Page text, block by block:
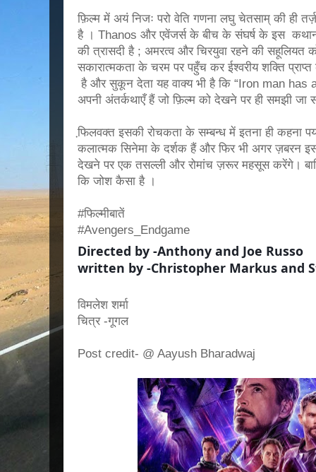
फ़िल्म में अयं निजः परो वेति गणना लघु चेतसाम् की ही
है । Thanos और एवेंजर्स के बीच के संघर्ष के इस
की त्रासदी है ; अमरत्व और चिरयुवा रहने की सहूलियत
सकारात्मकता के चरम पर पहुँच कर ईश्वरीय शक्ति
है और सुकून देता यह वाक्य भी है कि “Iron man has
अपनी अंतर्कथाएँ हैं जो फ़िल्म को देखने पर ही समझी जा
फि़लवक्त इसकी रोचकता के सम्बन्ध में इतना ही कहना
कलात्मक सिनेमा के दर्शक हैं और फिर भी अगर ज़बरन
देखने पर एक तसल्ली और रोमांच ज़रूर महसूस करेंगे।
कि जोश कैसा है ।
#फिल्मीबातें
#Avengers_Endgame
Directed by -Anthony and Joe Russo
written by -Christopher Markus and
विमलेश शर्मा
चित्र -गूगल
Post credit- @ Aayush Bharadwaj